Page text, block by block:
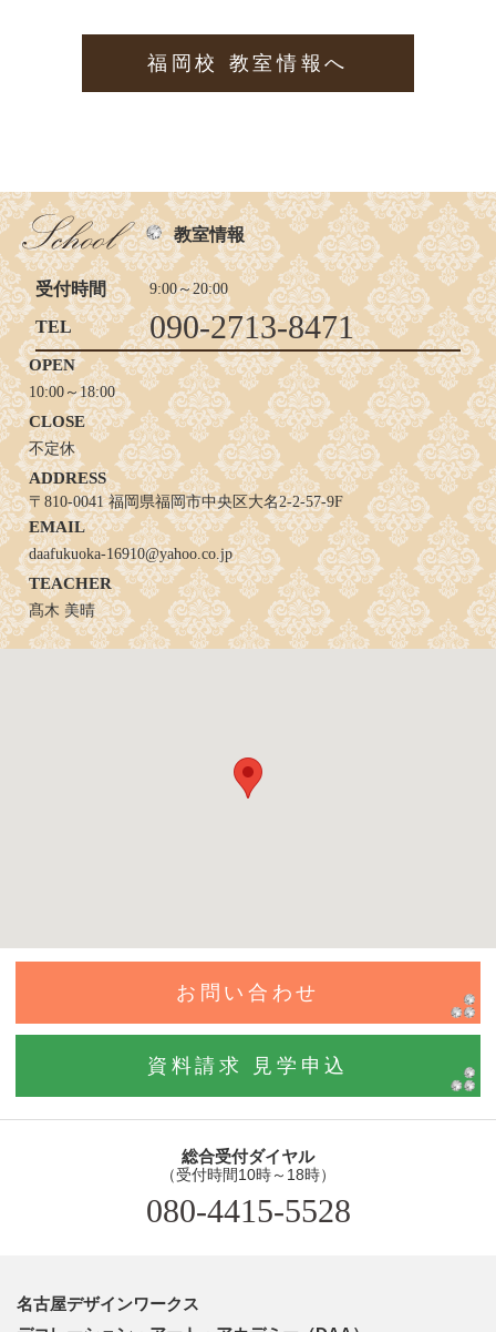
福岡校 教室情報へ
教室情報
受付時間 9:00～20:00
TEL 090-2713-8471
OPEN
10:00～18:00
CLOSE
不定休
ADDRESS
〒810-0041 福岡県福岡市中央区大名2-2-57-9F
EMAIL
daafukuoka-16910@yahoo.co.jp
TEACHER
髙木 美晴
お問い合わせ
資料請求 見学申込
総合受付ダイヤル
（受付時間10時～18時）
080-4415-5528
名古屋デザインワークス